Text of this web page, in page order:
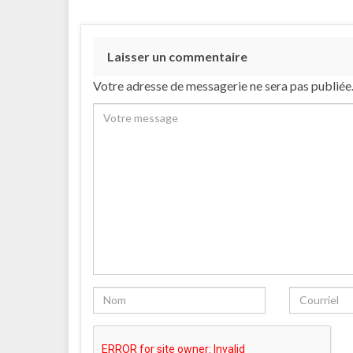
Laisser un commentaire
Votre adresse de messagerie ne sera pas publiée.